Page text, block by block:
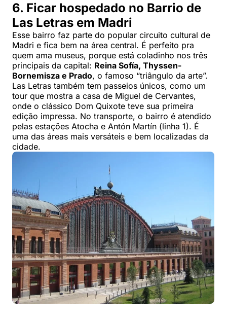
6. Ficar hospedado no Barrio de
Las Letras em Madri
Esse bairro faz parte do popular circuito cultural de
Madri e fica bem na área central. É perfeito pra
quem ama museus, porque está coladinho nos três
principais da capital: Reina Sofía, Thyssen-
Bornemisza e Prado, o famoso “triângulo da arte”.
Las Letras também tem passeios únicos, como um
tour que mostra a casa de Miguel de Cervantes,
onde o clássico Dom Quixote teve sua primeira
edição impressa. No transporte, o bairro é atendido
pelas estações Atocha e Antón Martín (linha 1). É
uma das áreas mais versáteis e bem localizadas da
cidade.